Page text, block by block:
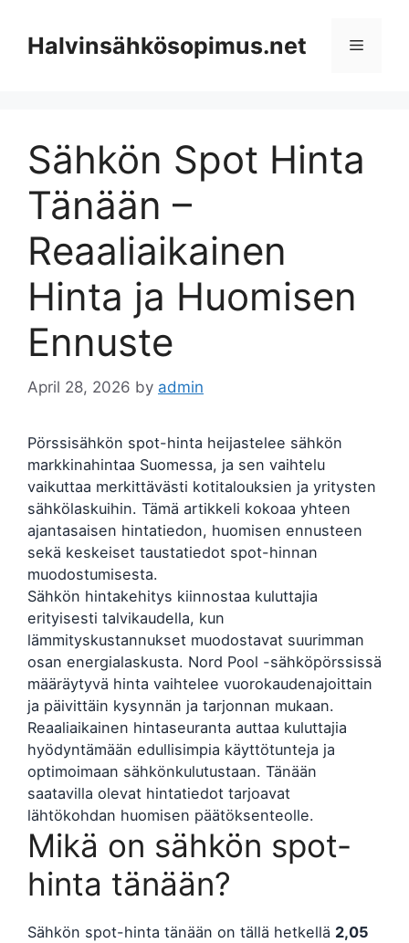
contentHalvinsähkösopimus.net Menu
Sähkön Spot Hinta
Tänään –
Reaaliaikainen
Hinta ja Huomisen
Ennuste
April 28, 2026 by admin
Pörssisähkön spot-hinta heijastelee sähkön
markkinahintaa Suomessa, ja sen vaihtelu
vaikuttaa merkittävästi kotitalouksien ja yritysten
sähkölaskuihin. Tämä artikkeli kokoaa yhteen
ajantasaisen hintatiedon, huomisen ennusteen
sekä keskeiset taustatiedot spot-hinnan
muodostumisesta.
Sähkön hintakehitys kiinnostaa kuluttajia
erityisesti talvikaudella, kun
lämmityskustannukset muodostavat suurimman
osan energialaskusta. Nord Pool -sähköpörssissä
määräytyvä hinta vaihtelee vuorokaudenajoittain
ja päivittäin kysynnän ja tarjonnan mukaan.
Reaaliaikainen hintaseuranta auttaa kuluttajia
hyödyntämään edullisimpia käyttötunteja ja
optimoimaan sähkönkulutustaan. Tänään
saatavilla olevat hintatiedot tarjoavat
lähtökohdan huomisen päätöksenteolle.
Mikä on sähkön spot-
hinta tänään?
Sähkön spot-hinta tänään on tällä hetkellä 2,05